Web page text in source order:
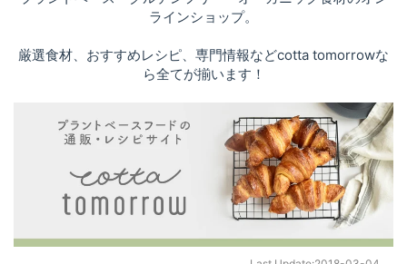
ラインショップ。
厳選食材、おすすめレシピ、専門情報などcotta tomorrowな
ら全てが揃います！